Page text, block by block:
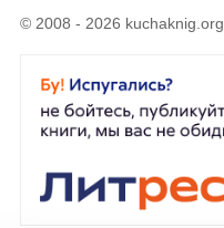
© 2008 - 2026 kuchaknig.org